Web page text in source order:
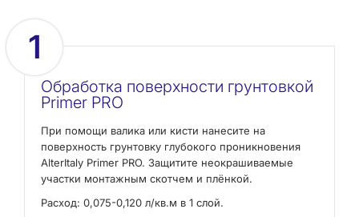
1
Обработка поверхности грунтовкой
Primer PRO
При помощи валика или кисти нанесите на
поверхность грунтовку глубокого проникновения
AlterItaly Primer PRO. Защитите неокрашиваемые
участки монтажным скотчем и плёнкой.
Расход: 0,075-0,120 л/кв.м в 1 слой.